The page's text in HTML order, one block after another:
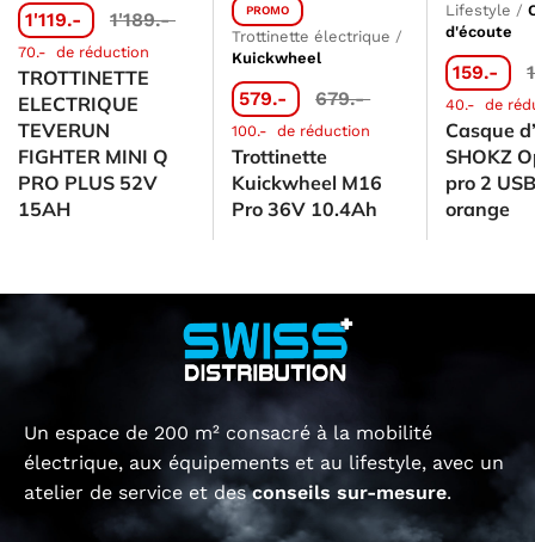
1'119.- 1'189.-
70.- de réduction
TROTTINETTE
ELECTRIQUE
TEVERUN
FIGHTER MINI Q
PRO PLUS 52V
15AH
PROMO
Trottinette électrique /
Kuickwheel
579.- 679.-
100.- de réduction
Trottinette
Kuickwheel M16
Pro 36V 10.4Ah
Lifestyle /
d'écoute
159.-
40.- de
Casque
SHOKZ
pro 2
orange
Un espace de 200 m² consacré à la mobilité
électrique, aux équipements et au lifestyle, avec un
atelier de service et desconseils sur-mesure.